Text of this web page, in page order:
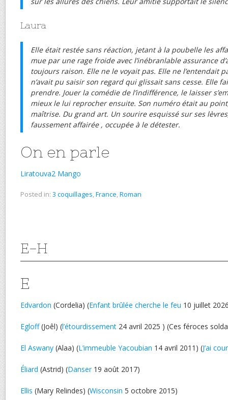
Laura
Elle était restée sans réaction, jetant à la poubelle les
mue par une rage froide avec l’inébranlable assurance
toujours raison. Elle ne le voyait pas. Elle ne l’entendait
n’avait pu saisir son regard qui glissait sans cesse. Elle
prendre. Jouer la comédie de l’indifférence, le laisser
mieux le lui reprocher ensuite. Son numéro était au
maîtrise. Du grand art. Un sourire esquissé sur ses
faussement affairée , occupée à le détester.
On en parle
Liratouva2 Mango
Posted in: 3 coquillages,France,Roman
E-H
E
Edvardon (Cordelia) (Enfant brûlée cherche le feu 10 juillet
Egloff(Joêl) (l’étourdissement 24 avril 2025 ) (Ces féroces
El Aswany (Alaa) (L’immeuble Yacoubian 14 avril 2011) (J’ai
Éliard (Astrid) (Danser19 août 2017)
Ellis (Mary Relindes) (Wisconsin 5 octobre 2015)